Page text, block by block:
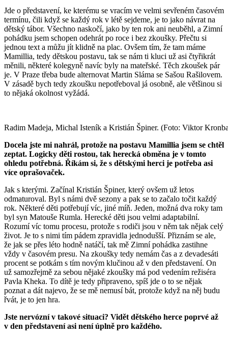
Jde o představení, ke kterému se vracím ve velmi sevřeném časovém
termínu, čili když se každý rok v létě sejdeme, je to jako návrat na
dětský tábor. Všechno naskočí, jako by ten rok ani neuběhl, a Zimní
pohádku jsem schopen odehrát po roce i bez zkoušky. Přečtu si
jednou text a můžu jít klidně na plac. Ovšem tím, že tam máme
Mamillia, tedy dětskou postavu, tak se nám ti kluci už asi čtyřikrát
měnili, některé kolegyně navíc byly na mateřské. Těch zkoušek pár
je. V Praze třeba bude alternovat Martin Sláma se Sašou Rašilovem.
V zásadě bych tedy zkoušku nepotřeboval já osobně, ale většinou si
to nějaká okolnost vyžádá.
Radim Madeja, Michal Isteník a Kristián Špiner. (Foto: Viktor
Docela jste mi nahrál, protože na postavu Mamillia jsem se chtěl
zeptat. Logicky děti rostou, tak herecká obměna je v tomto
ohledu potřebná. Říkám si, že s dětskými herci je potřeba asi
více oprašovaček.
Jak s kterými. Začínal Kristián Špiner, který ovšem už letos
odmaturoval. Byl s námi dvě sezony a pak se to začalo točit každý
rok. Některé děti potřebují víc, jiné míň. Jeden, možná dva roky tam
byl syn Matouše Rumla. Herecké děti jsou velmi adaptabilní.
Rozumí víc tomu procesu, protože s rodiči jsou v něm tak nějak celý
život. Je to s nimi tím pádem zpravidla jednodušší. Přiznám se ale,
že jak se přes léto hodně natáčí, tak mě Zimní pohádka zastihne
vždy v časovém presu. Na zkoušky tedy nemám čas a z devadesáti
procent se potkám s tím novým klučinou až v den představení. On
už samozřejmě za sebou nějaké zkoušky má pod vedením režiséra
Pavla Kheka. To dítě je tedy připraveno, spíš jde o to se nějak
poznat a dát najevo, že se mě nemusí bát, protože když na něj budu
řvát, je to jen hra.
Jste nervózní v takové situaci? Vidět dětského herce poprvé až
v den představení asi není úplně pro každého.